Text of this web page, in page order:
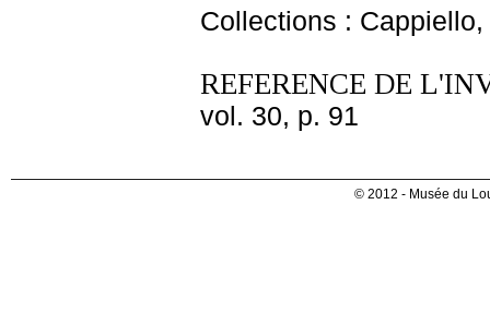
Collections :
REFERENCE DE
vol. 30, p. 91
© 2012 - Musée du